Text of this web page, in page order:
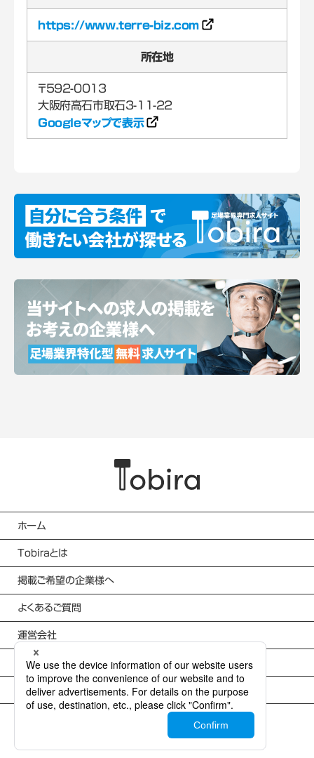
https://www.terre-biz.com
所在地
〒592-0013
Googleマップで表示
ホーム
Tobiraとは
掲載ご希望の企業様へ
よくあるご質問
運営会社
利用規約
個人情報保護方針